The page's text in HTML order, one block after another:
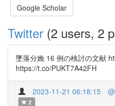
Google Scholar
Twitter (2 users, 2
墜落分娩 16 例の検討の文献
https://t.co/PUKT7A42FH
2023-11-21 06:18:15
2